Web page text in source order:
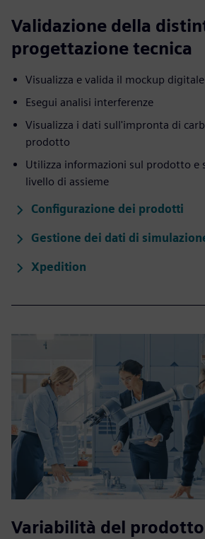
Validazione della
progettazione tecnica
Visualizza e valida il mockup
Esegui analisi interferenze
Visualizza i dati sull'impronta di
prodotto
Utilizza informazioni sul prodotto e
livello di assieme
Configurazione dei prodotti
Gestione dei dati di
Xpedition
Variabilità del prodotto